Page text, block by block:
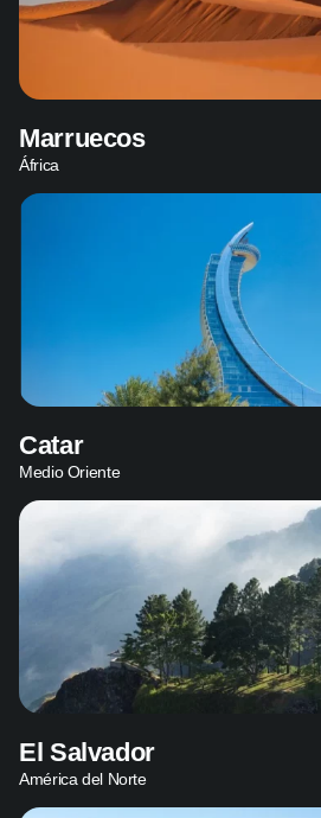
Marruecos
África
Catar
Medio Oriente
El Salvador
América del Norte